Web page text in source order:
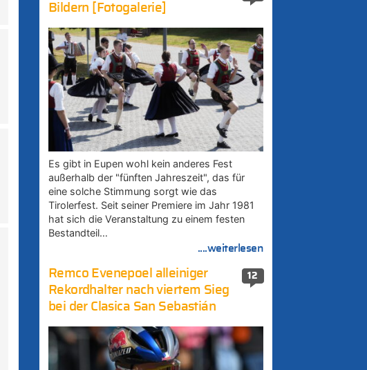
Bildern [Fotogalerie]
Es gibt in Eupen wohl kein anderes Fest
außerhalb der "fünften Jahreszeit", das für
eine solche Stimmung sorgt wie das
Tirolerfest. Seit seiner Premiere im Jahr 1981
hat sich die Veranstaltung zu einem festen
Bestandteil…
....weiterlesen
12
Remco Evenepoel alleiniger
Rekordhalter nach viertem Sieg
bei der Clasica San Sebastián